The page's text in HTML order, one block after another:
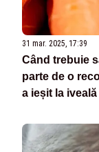
31 mar. 2025, 17:39
Când trebuie
parte de o
a ieșit la iveală